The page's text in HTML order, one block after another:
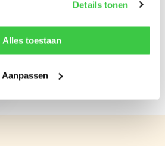
Details tonen
Alles toestaan
Aanpassen